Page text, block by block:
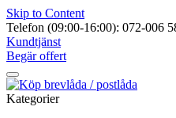
Skip to Content
Telefon (09:00-16:00): 072-006
Kundtjänst
Begär offert
Kategorier